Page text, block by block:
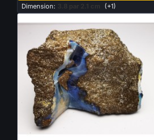
Dimension: 3.8 par 2.1 cm (+1)